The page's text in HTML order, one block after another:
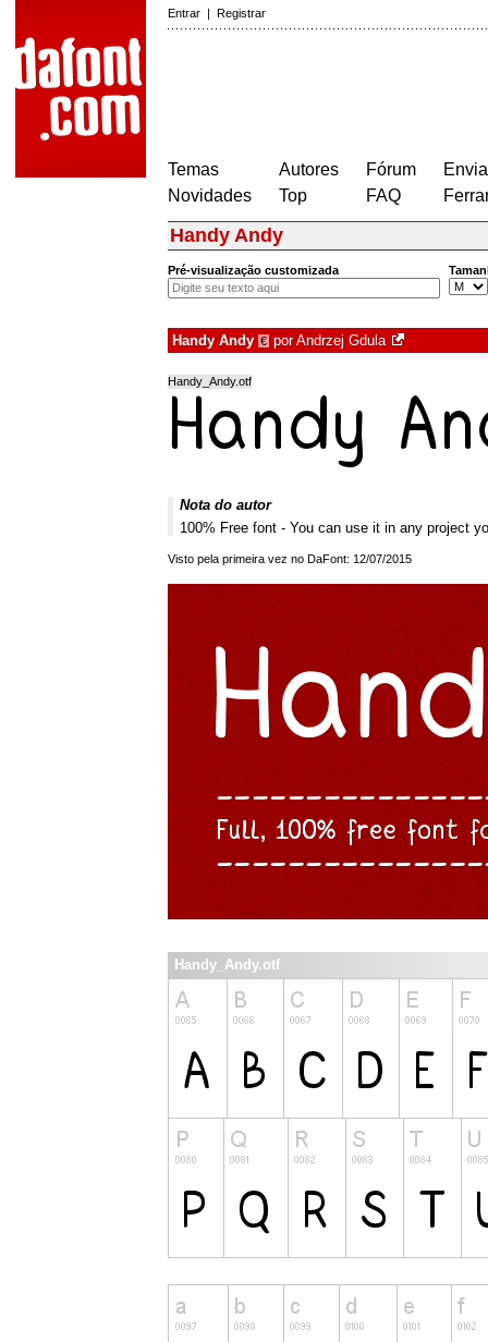
Entrar | Registrar
Temas
Novidades
Autores
Top
Fórum
FAQ
Handy Andy
Pré-visualização customizada
Handy Andy € porAndrzej Gdula
Handy_Andy.otf
Nota do autor
100% Free font - You can use it in any project
Visto pela primeira vez no DaFont: 12/07/2015
Handy_Andy.otf